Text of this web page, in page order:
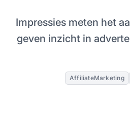
Impressies meten het
geven inzicht in
AffiliateMarketing